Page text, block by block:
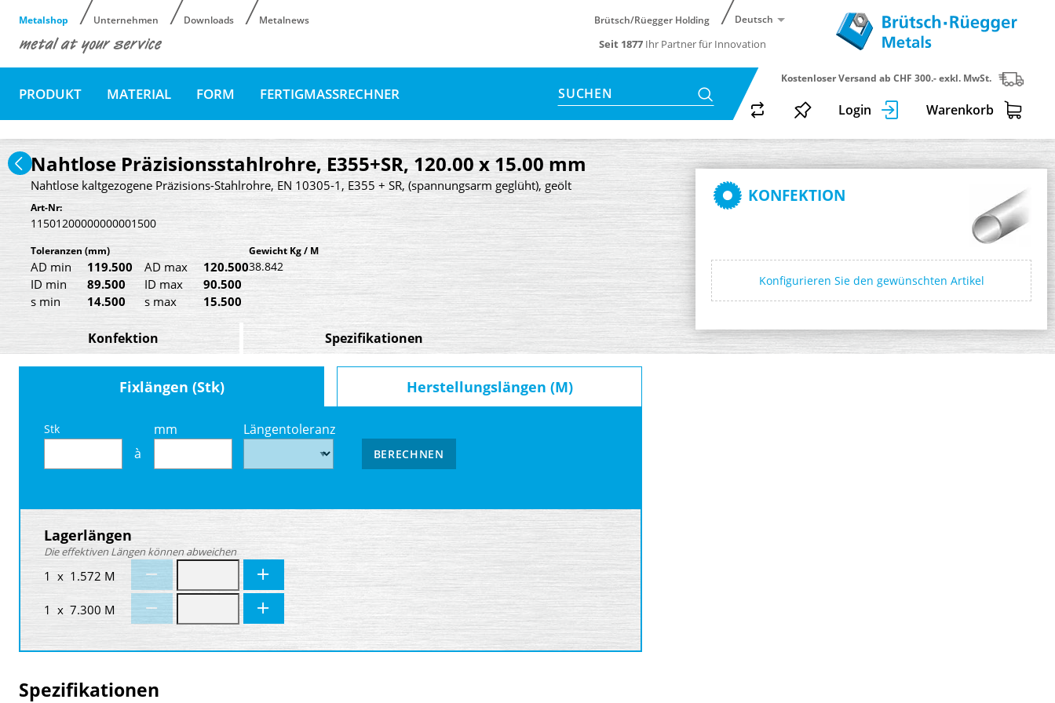
Metalshop Unternehmen Downloads Metalnews Brütsch/Rüegger Holding Deutsch
Seit 1877 Ihr Partner für Innovation
PRODUKT MATERIAL FORM FERTIGMASSRECHNER SUCHEN
Kostenloser Versand ab CHF 300.- exkl. MwSt.
Login Warenkorb
Nahtlose Präzisionsstahlrohre, E355+SR, 120.00 x 15.00 mm
Nahtlose kaltgezogene Präzisions-Stahlrohre, EN 10305-1, E355 + SR, (spannungsarm geglüht), geölt
Art-Nr:
11501200000000001500
Toleranzen (mm)
AD min 119.500 AD max
120.500
ID min
89.500 ID max
90.500
s min
14.500 s max 15.500
Gewicht Kg / M
38.842
Konfektion Spezifikationen
Fixlängen (Stk) Herstellungslängen (M)
Stk
à
mm Längentoleranz
BERECHNEN
Lagerlängen
Die effektiven Längen können abweichen
1 x 1.572 M
1 x 7.300 M
KONFEKTION
Konfigurieren Sie den gewünschten Artikel
Spezifikationen